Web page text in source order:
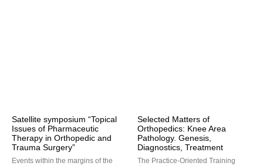
Satellite symposium “Topical
Issues of Pharmaceutic
Therapy in Orthopedic and
Trauma Surgery”
Events within the margins of the
Selected Matters of
Orthopedics: Knee Area
Pathology. Genesis,
Diagnostics, Treatment
The Practice-Oriented Training